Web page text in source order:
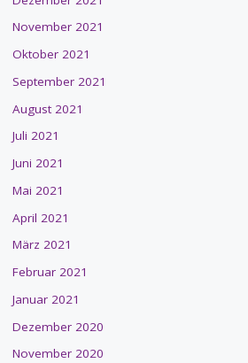
November 2021
Oktober 2021
September 2021
August 2021
Juli 2021
Juni 2021
Mai 2021
April 2021
März 2021
Februar 2021
Januar 2021
Dezember 2020
November 2020